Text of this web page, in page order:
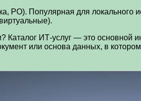
PO). Популярная для локального
ИТ-услуг — это основной
или основа данных, в